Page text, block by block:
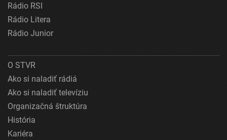
Rádio RSI
Rádio Litera
Rádio Junior
O STVR
Ako si naladiť rádiá
Ako si naladiť televíziu
Organizačná štruktúra
História
Kariéra